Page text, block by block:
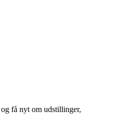
få nyt om udstillinger,